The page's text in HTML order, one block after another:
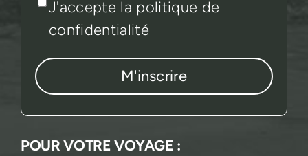
J'accepte la politique de
confidentialité
POUR VOTRE VOYAGE :